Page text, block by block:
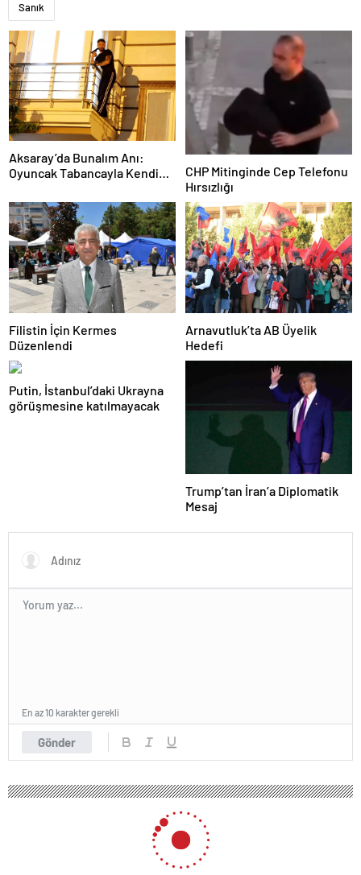
Sanık
Aksaray’da Bunalım Anı:
Oyuncak Tabancayla Kendine
CHP Mitinginde Cep Telefonu
Hırsızlığı
Filistin İçin Kermes
Düzenlendi
Arnavutluk’ta AB Üyelik
Hedefi
Putin, İstanbul’daki Ukrayna
görüşmesine katılmayacak
Trump’tan İran’a Diplomatik
Mesaj
Gönder
En az 10 karakter gerekli